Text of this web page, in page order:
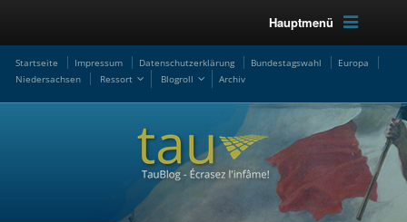
Hauptmenü
Startseite Impressum Datenschutzerklärung Bundestagswahl
Europa
Niedersachsen
Ressort Blogroll Archiv